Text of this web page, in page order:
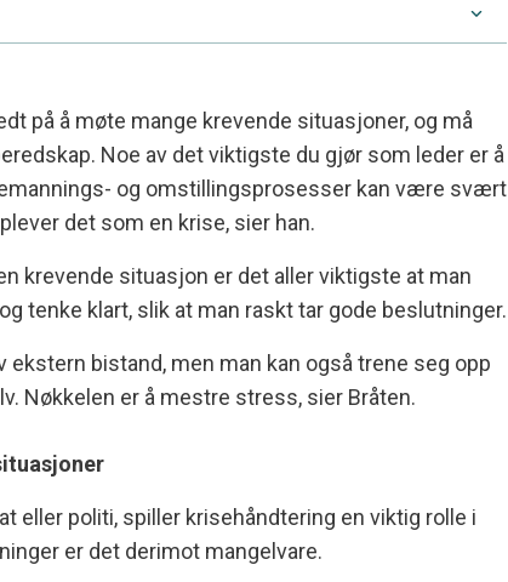
på å møte mange krevende situasjoner, og må
Noe av det viktigste du gjør som leder er å
og omstillingsprosesser kan være svært
det som en krise, sier han.
krevende situasjon er det aller viktigste at man
tenke klart, slik at man raskt tar gode beslutninger.
ekstern bistand, men man kan også trene seg opp
Nøkkelen er å mestre stress, sier Bråten.
eller politi, spiller krisehåndtering en viktig rolle i
er det derimot mangelvare.